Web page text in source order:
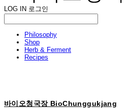
LOG IN 로그인
Philosophy
Shop
Herb & Ferment
Recipes
바이오청국장 BioChunggukjang